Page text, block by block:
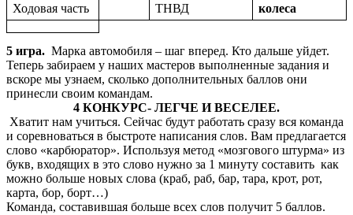
Ходовая часть
ТНВД колеса
5 игра. Марка автомобиля – шаг вперед. Кто дальше уйдет.
Теперь забираем у наших мастеров выполненные задания и
вскоре мы узнаем, сколько дополнительных баллов они
принесли своим командам.
4 КОНКУРС- ЛЕГЧЕ И ВЕСЕЛЕЕ.
Хватит нам учиться. Сейчас будут работать сразу вся команда
и соревноваться в быстроте написания слов. Вам предлагается
слово «карбюратор». Используя метод «мозгового штурма» из
букв, входящих в это слово нужно за 1 минуту составить как
можно больше новых слова (краб, раб, бар, тара, крот, рот,
карта, бор, борт…)
Команда, составившая больше всех слов получит 5 баллов.